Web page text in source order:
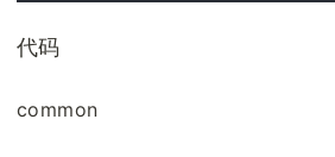
代码
common